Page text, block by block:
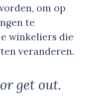
om op
te
winkeliers die
veranderen.
get out.